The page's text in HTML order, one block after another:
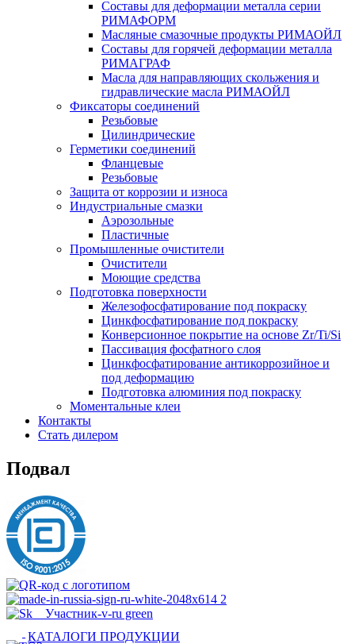
Составы для деформации металла серии
РИМАФОРМ
Масляные смазочные продукты РИМАОЙЛ
Составы для горячей деформации металла
РИМАГРАФ
Масла для направляющих скольжения и
гидравлические масла РИМАОЙЛ
Фиксаторы соединений
Резьбовые
Цилиндрические
Герметики соединений
Фланцевые
Резьбовые
Защита от коррозии и износа
Индустриальные смазки
Аэрозольные
Пластичные
Промышленные очистители
Очистители
Моющие средства
Подготовка поверхности
Железофосфатирование под покраску
Цинкфосфатирование под покраску
Конверсионное покрытие на основе Zr/Ti/Si
Пассивация фосфатного слоя
Цинкфосфатирование антикоррозийное и
под деформацию
Подготовка алюминия под покраску
Моментальные клеи
Контакты
Стать дилером
Подвал
КАТАЛОГИ ПРОДУКЦИИ